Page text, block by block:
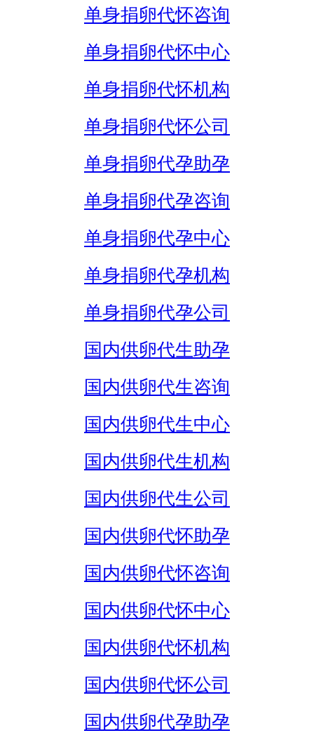
单身捐卵代怀咨询
单身捐卵代怀中心
单身捐卵代怀机构
单身捐卵代怀公司
单身捐卵代孕助孕
单身捐卵代孕咨询
单身捐卵代孕中心
单身捐卵代孕机构
单身捐卵代孕公司
国内供卵代生助孕
国内供卵代生咨询
国内供卵代生中心
国内供卵代生机构
国内供卵代生公司
国内供卵代怀助孕
国内供卵代怀咨询
国内供卵代怀中心
国内供卵代怀机构
国内供卵代怀公司
国内供卵代孕助孕